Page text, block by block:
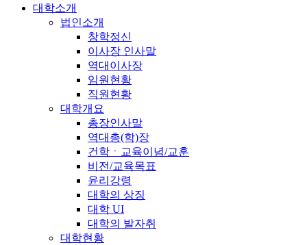
대학소개
법인소개
창학정신
이사장 인사말
역대이사장
임원현황
직원현황
대학개요
총장인사말
역대총(학)장
건학ㆍ교육이념/교훈
비전/교육목표
윤리강령
대학의 상징
대학 UI
대학의 발자취
대학현황